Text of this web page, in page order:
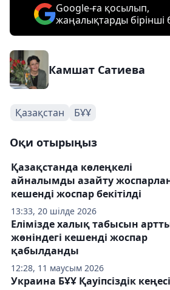
Google-ға қосылып,
жаңалықтарды
Камшат Сатиева
Қазақстан БҰҰ
Оқи отырыңыз
13:33, 20 шілде 2026
Қазақстанда көлеңкелі
айналымды азайту
кешенді жоспар бекітілді
12:28, 11 маусым 2026
Елімізде халық табысын
жөніндегі кешенді жоспар
қабылданды
Украина БҰҰ Қауіпсіздік